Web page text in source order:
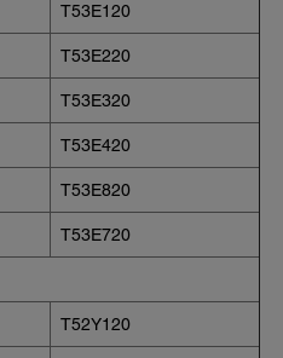
T53E120
T53E220
T53E320
T53E420
T53E820
T53E720
T52Y120